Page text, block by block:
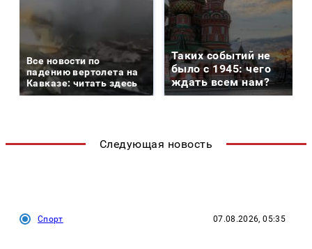
Все новости по
падению вертолета на
Кавказе: читать здесь
Таких событий не
было с 1945: чего
ждать всем нам?
Следующая новость
Спорт 07.08.2026, 05:35